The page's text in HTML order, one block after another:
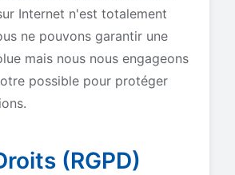
Internet n'est totalement
ne pouvons garantir une
mais nous nous engageons
possible pour protéger
(RGPD)